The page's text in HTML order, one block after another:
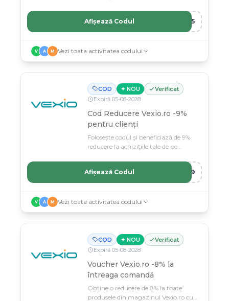
RO5
Afișează Codul
V A M Vezi toata activitatea codului
COD ✦ NOU
Verificat
Expiră 05-08-2028
Cod Reducere Vexio.ro -9%
pentru clienți
Folosește codul și beneficiază de 9%
reducere la achizițiile tale de pe
XI9
Afișează Codul
V A M Vezi toata activitatea codului
COD ✦ NOU
Verificat
Expiră 05-08-2028
Voucher Vexio.ro -8% la
întreaga comandă
Obține o reducere de 8% la toate
produsele din magazinul Vexio.ro cu